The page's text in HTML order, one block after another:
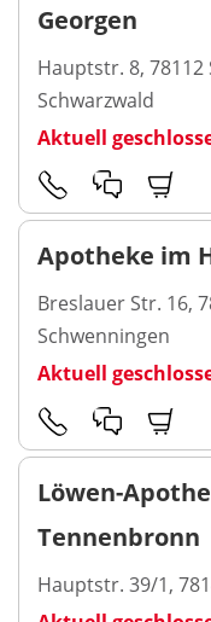
Georgen
Hauptstr. 8, 78112
Schwarzwald
Aktuell
Apotheke im
Breslauer Str. 16,
Schwenningen
Aktuell
Löwen-
Tennenbronn
Hauptstr. 39/1,